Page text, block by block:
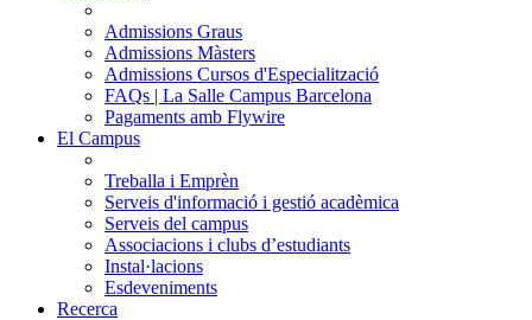
Admissions Graus
Admissions Màsters
Admissions Cursos d'Especialització
FAQs | La Salle Campus Barcelona
Pagaments amb Flywire
El Campus
Treballa i Emprèn
Serveis d'informació i gestió acadèmica
Serveis del campus
Associacions i clubs d’estudiants
Instal·lacions
Esdeveniments
Recerca